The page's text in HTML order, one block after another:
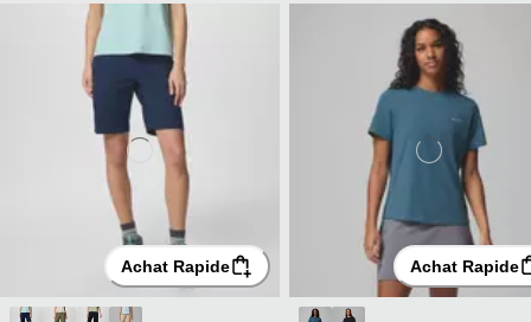
Achat Rapide Achat Rapide